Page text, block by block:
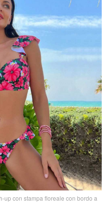
up con stampa floreale con bordo a